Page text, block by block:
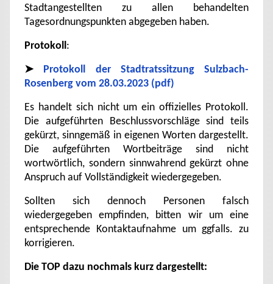
Stadtangestellten zu allen behandelten
Tagesordnungspunkten abgegeben haben.
Protokoll :
➤
Protokoll der Stadtratssitzung Sulzbach-
Rosenberg vom 28.03.2023 (pdf)
Es handelt sich nicht um ein offizielles Protokoll.
Die aufgeführten Beschlussvorschläge sind teils
gekürzt, sinngemäß in eigenen Worten dargestellt.
Die aufgeführten Wortbeiträge sind nicht
wortwörtlich, sondern sinnwahrend gekürzt ohne
Anspruch auf Vollständigkeit wiedergegeben.
Sollten sich dennoch Personen falsch
wiedergegeben empfinden, bitten wir um eine
entsprechende Kontaktaufnahme um ggfalls. zu
korrigieren.
Die TOP dazu nochmals kurz dargestellt: